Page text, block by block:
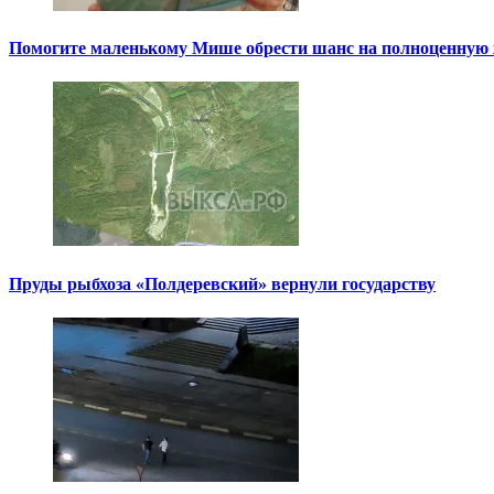
Помогите маленькому Мише обрести шанс на полноценную
Пруды рыбхоза «Полдеревский» вернули государству